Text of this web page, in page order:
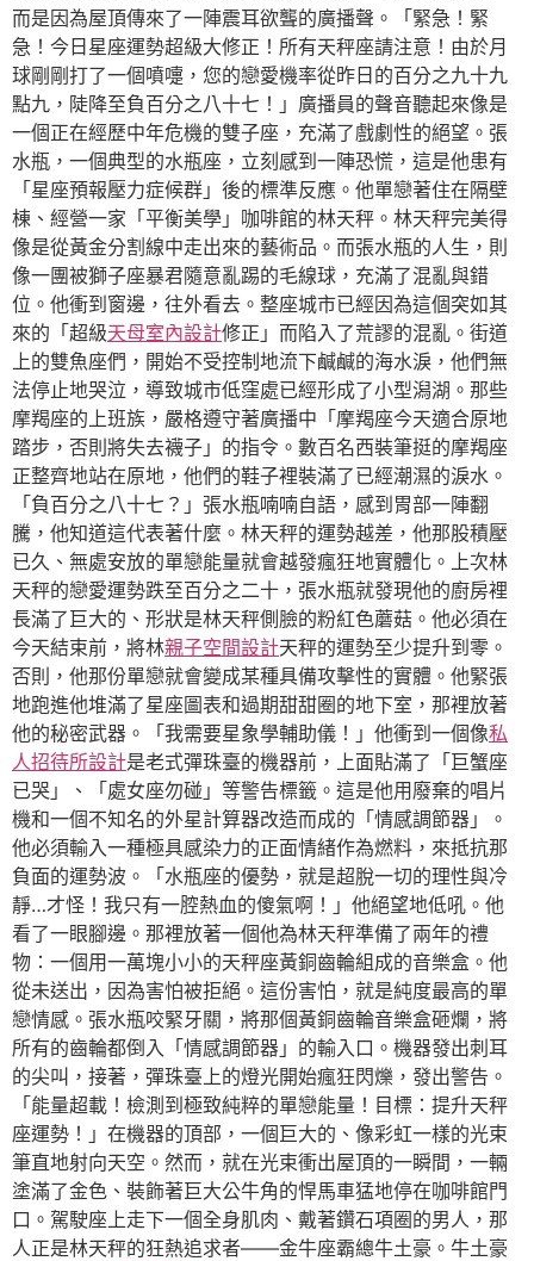
而是因為屋頂傳來了一陣震耳欲聾的廣播聲。「緊急！緊
急！今日星座運勢超級大修正！所有天秤座請注意！由於月
球剛剛打了一個噴嚏，您的戀愛機率從昨日的百分之九十九
點九，陡降至負百分之八十七！」廣播員的聲音聽起來像是
一個正在經歷中年危機的雙子座，充滿了戲劇性的絕望。張
水瓶，一個典型的水瓶座，立刻感到一陣恐慌，這是他患有
「星座預報壓力症候群」後的標準反應。他單戀著住在隔壁
棟、經營一家「平衡美學」咖啡館的林天秤。林天秤完美得
像是從黃金分割線中走出來的藝術品。而張水瓶的人生，則
像一團被獅子座暴君隨意亂踢的毛線球，充滿了混亂與錯
位。他衝到窗邊，往外看去。整座城市已經因為這個突如其
來的「超級天母室內設計修正」而陷入了荒謬的混亂。街道
上的雙魚座們，開始不受控制地流下鹹鹹的海水淚，他們無
法停止地哭泣，導致城市低窪處已經形成了小型潟湖。那些
摩羯座的上班族，嚴格遵守著廣播中「摩羯座今天適合原地
踏步，否則將失去襪子」的指令。數百名西裝筆挺的摩羯座
正整齊地站在原地，他們的鞋子裡裝滿了已經潮濕的淚水。
「負百分之八十七？」張水瓶喃喃自語，感到胃部一陣翻
騰，他知道這代表著什麼。林天秤的運勢越差，他那股積壓
已久、無處安放的單戀能量就會越發瘋狂地實體化。上次林
天秤的戀愛運勢跌至百分之二十，張水瓶就發現他的廚房裡
長滿了巨大的、形狀是林天秤側臉的粉紅色蘑菇。他必須在
今天結束前，將林親子空間設計天秤的運勢至少提升到零。
否則，他那份單戀就會變成某種具備攻擊性的實體。他緊張
地跑進他堆滿了星座圖表和過期甜甜圈的地下室，那裡放著
他的秘密武器。「我需要星象學輔助儀！」他衝到一個像私
人招待所設計是老式彈珠臺的機器前，上面貼滿了「巨蟹座
已哭」、「處女座勿碰」等警告標籤。這是他用廢棄的唱片
機和一個不知名的外星計算器改造而成的「情感調節器」。
他必須輸入一種極具感染力的正面情緒作為燃料，來抵抗那
負面的運勢波。「水瓶座的優勢，就是超脫一切的理性與冷
靜…才怪！我只有一腔熱血的傻氣啊！」他絕望地低吼。他
看了一眼腳邊。那裡放著一個他為林天秤準備了兩年的禮
物：一個用一萬塊小小的天秤座黃銅齒輪組成的音樂盒。他
從未送出，因為害怕被拒絕。這份害怕，就是純度最高的單
戀情感。張水瓶咬緊牙關，將那個黃銅齒輪音樂盒砸爛，將
所有的齒輪都倒入「情感調節器」的輸入口。機器發出刺耳
的尖叫，接著，彈珠臺上的燈光開始瘋狂閃爍，發出警告。
「能量超載！檢測到極致純粹的單戀能量！目標：提升天秤
座運勢！」在機器的頂部，一個巨大的、像彩虹一樣的光束
筆直地射向天空。然而，就在光束衝出屋頂的一瞬間，一輛
塗滿了金色、裝飾著巨大公牛角的悍馬車猛地停在咖啡館門
口。駕駛座上走下一個全身肌肉、戴著鑽石項圈的男人，那
人正是林天秤的狂熱追求者——金牛座霸總牛土豪。牛土豪